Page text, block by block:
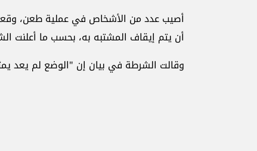
أصيب عدد من الأشخاص في عملية طعن،
أن يتم إيقاف المشتبه به، بحسب ما أعلنت
وقالت الشرطة في بيان إن "الوضع لم يعد